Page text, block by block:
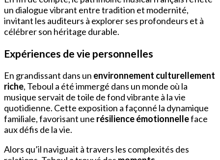
un dialogue vibrant entre tradition et modernité,
invitant les auditeurs à explorer ses profondeurs et à
célébrer son héritage durable.
Expériences de vie personnelles
En grandissant dans un environnement culturellement
riche, Teboul a été immergé dans un monde où la
musique servait de toile de fond vibrante à la vie
quotidienne. Cette exposition a façonné la dynamique
familiale, favorisant une résilience émotionnelleface
aux défis de la vie.
Alors qu’il naviguait à travers les complexités des